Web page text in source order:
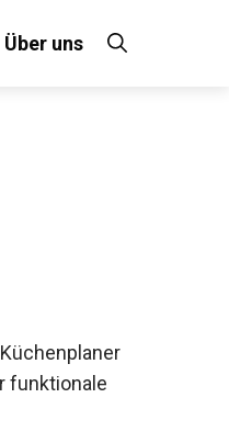
Über uns
funktionale